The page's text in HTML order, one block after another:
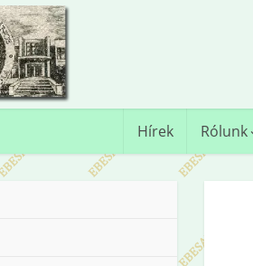
Hírek Rólunk